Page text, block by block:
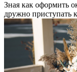
Зная как оформить
дружно приступать